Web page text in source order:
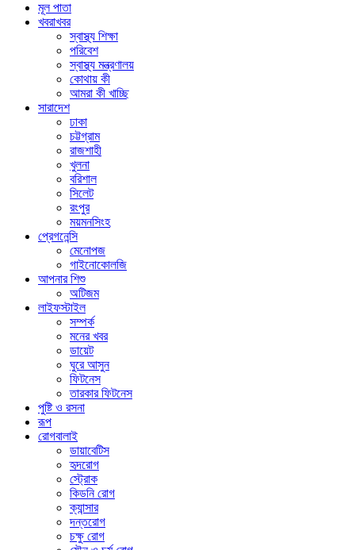
মূল পাতা
খবরাখবর
স্বাস্থ্য শিক্ষা
পরিবেশ
স্বাস্থ্য মন্ত্রণালয়
কোথায় কী
আমরা কী খাচ্ছি
সারাদেশ
ঢাকা
চট্টগ্রাম
রাজশাহী
খুলনা
বরিশাল
সিলেট
রংপুর
ময়মনসিংহ
প্রেগনেন্সি
মেনোপজ
গাইনোকোলজি
আপনার শিশু
অটিজম
লাইফস্টাইল
সম্পর্ক
মনের খবর
ডায়েট
ঘুরে আসুন
ফিটনেস
তারকার ফিটনেস
পুষ্টি ও রসনা
রূপ
রোগবালাই
ডায়াবেটিস
হৃদরোগ
স্ট্রোক
কিডনি রোগ
ক্যান্সার
দন্তরোগ
চক্ষু রোগ